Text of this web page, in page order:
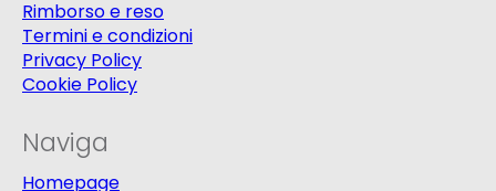
Rimborso e reso
Termini e condizioni
Privacy Policy
Cookie Policy
Naviga
Homepage